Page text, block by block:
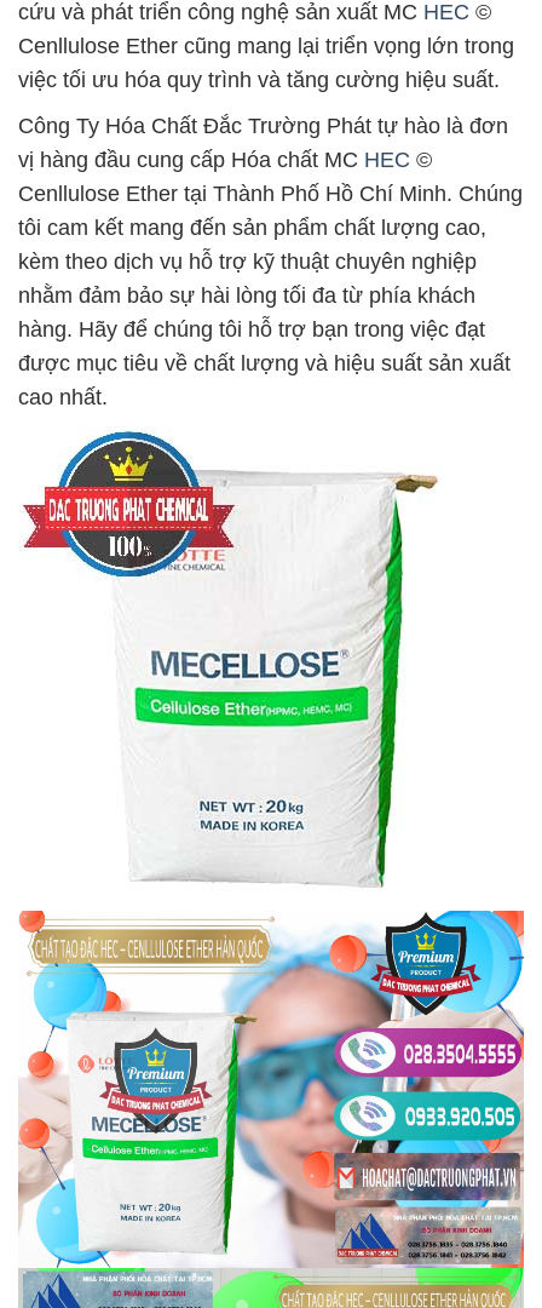
cứu và phát triển công nghệ sản xuất MC HEC ©
Cenllulose Ether cũng mang lại triển vọng lớn trong
việc tối ưu hóa quy trình và tăng cường hiệu suất.
Công Ty Hóa Chất Đắc Trường Phát tự hào là đơn
vị hàng đầu cung cấp Hóa chất MC HEC ©
Cenllulose Ether tại Thành Phố Hồ Chí Minh. Chúng
tôi cam kết mang đến sản phẩm chất lượng cao,
kèm theo dịch vụ hỗ trợ kỹ thuật chuyên nghiệp
nhằm đảm bảo sự hài lòng tối đa từ phía khách
hàng. Hãy để chúng tôi hỗ trợ bạn trong việc đạt
được mục tiêu về chất lượng và hiệu suất sản xuất
cao nhất.